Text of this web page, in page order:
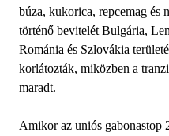
búza, kukorica, repcemag és
történő bevitelét Bulgária,
Románia és Szlovákia
korlátozták, miközben a
maradt.
Amikor az uniós gabonastop